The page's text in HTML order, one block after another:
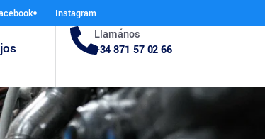
Instagram
Llamános
+34 871 57 02 66